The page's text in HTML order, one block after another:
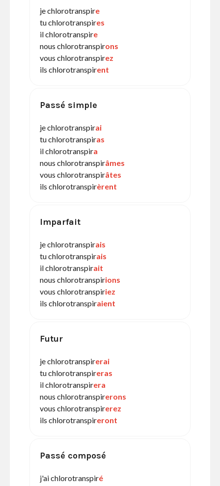
je chlorotranspire
tu chlorotranspires
il chlorotranspire
nous chlorotranspirons
vous chlorotranspirez
ils chlorotranspirent
Passé simple
je chlorotranspirai
tu chlorotranspiras
il chlorotranspira
nous chlorotranspirâmes
vous chlorotranspirâtes
ils chlorotranspirèrent
Imparfait
je chlorotranspirais
tu chlorotranspirais
il chlorotranspirait
nous chlorotranspirions
vous chlorotranspiriez
ils chlorotranspiraient
Futur
je chlorotranspirerai
tu chlorotranspireras
il chlorotranspirera
nous chlorotranspirerons
vous chlorotranspirerez
ils chlorotranspireront
Passé composé
j'ai chlorotranspiré